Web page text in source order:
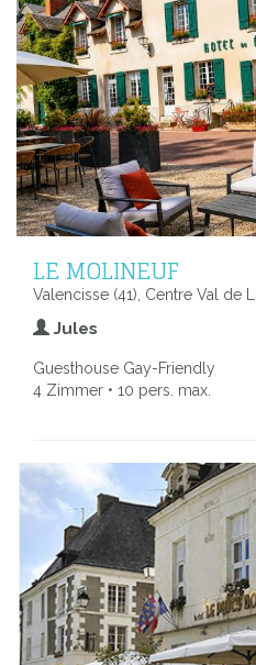
LE MOLINEUF
Valencisse (41), Centre Val de
Jules
Guesthouse Gay-Friendly
4 Zimmer • 10 pers. max.